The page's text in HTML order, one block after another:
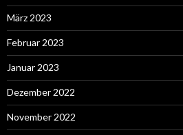
März 2023
Februar 2023
Januar 2023
Dezember 2022
November 2022